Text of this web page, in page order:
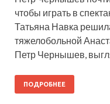
чтобы играть в
Татьяна Навка
тяжелобольной
Петр Чернышев,
ПОДРОБНЕЕ